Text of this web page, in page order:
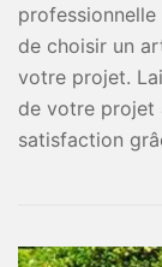
professionnelle
de choisir un
votre projet.
de votre projet
satisfaction